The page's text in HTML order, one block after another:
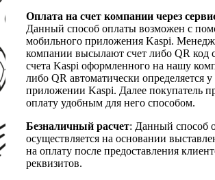
Оплата на счет компании через
Данный способ оплаты возможен с
мобильного приложения Kaspi.
компании высылают счет либо QR код
счета Kaspi оформленного на нашу
либо QR автоматически определяется у
приложении Kaspi. Далее покупатель
оплату удобным для него способом.
Безналичный расчет: Данный способ
осуществляется на основании
на оплату после предоставления
реквизитов.